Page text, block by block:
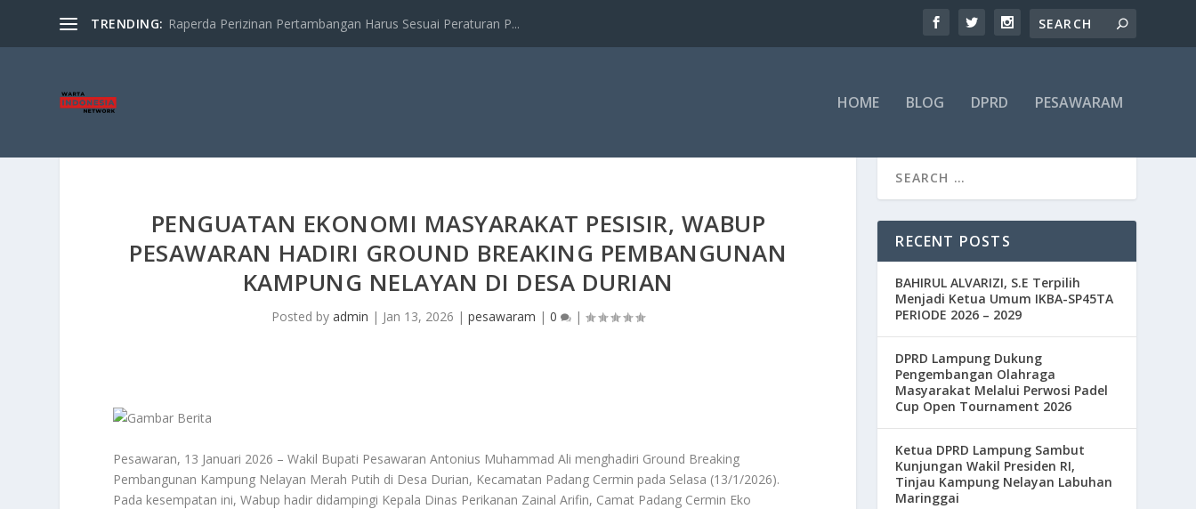
TRENDING: Raperda Perizinan Pertambangan Harus Sesuai Peraturan P...
HOME BLOG DPRD PESAWARAM
PENGUATAN EKONOMI MASYARAKAT PESISIR, WABUP
PESAWARAN HADIRI GROUND BREAKING PEMBANGUNAN
KAMPUNG NELAYAN DI DESA DURIAN
Posted byadmin | Jan 13, 2026 |pesawaram |0 |
Pesawaran, 13 Januari 2026 – Wakil Bupati Pesawaran Antonius Muhammad Ali menghadiri Ground Breaking
Pembangunan Kampung Nelayan Merah Putih di Desa Durian, Kecamatan Padang Cermin pada Selasa (13/1/2026).
Pada kesempatan ini, Wabup hadir didampingi Kepala Dinas Perikanan Zainal Arifin, Camat Padang Cermin Eko
RECENT POSTS
BAHIRUL ALVARIZI, S.E Terpilih
Menjadi Ketua Umum IKBA-SP45TA
PERIODE 2026 – 2029
DPRD Lampung Dukung
Pengembangan Olahraga
Masyarakat Melalui Perwosi Padel
Cup Open Tournament 2026
Ketua DPRD Lampung Sambut
Kunjungan Wakil Presiden RI,
Tinjau Kampung Nelayan Labuhan
Maringgai